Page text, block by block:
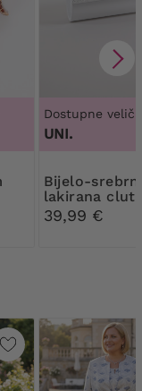
Dostupne
UNI.
Bijelo-srebrna
lakirana
torbica
39,99 €